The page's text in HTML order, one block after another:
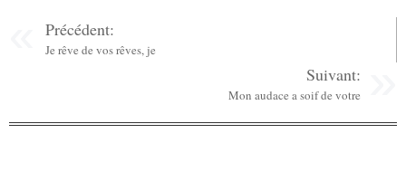
Précédent:
Je rêve de vos rêves, je
Suivant:
Mon audace a soif de votre